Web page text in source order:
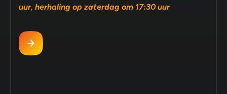
uur, herhaling op zaterdag om 17:30 uur